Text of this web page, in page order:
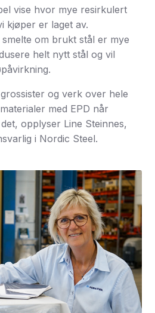
vise hvor mye resirkulert
kjøper er laget av.
om brukt stål er mye
helt nytt stål og vil
og verk over hele
med EPD når
opplyser Line Steinnes,
i Nordic Steel.